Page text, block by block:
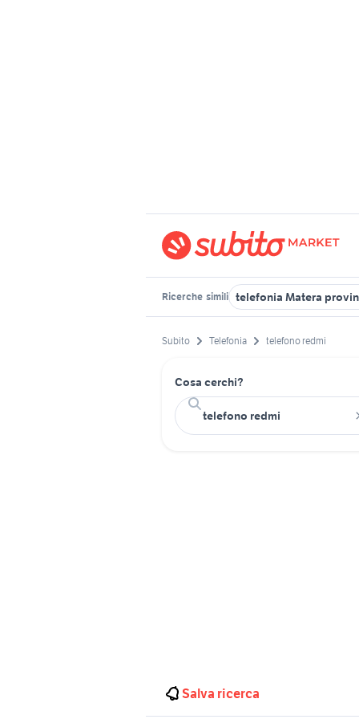
Ricerche simili telefonia Matera
Subito Telefonia telefono redmi
Cosa cerchi?
Salva ricerca